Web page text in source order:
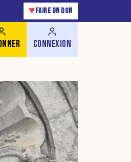
♥ FAIRE UN DON
CONNEXION